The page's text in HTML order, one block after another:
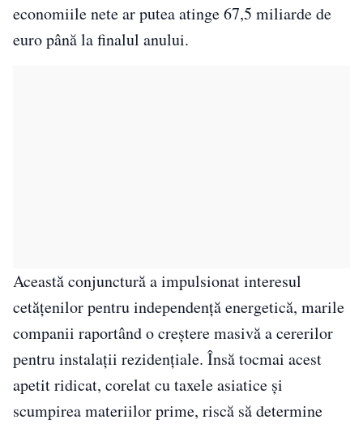
economiile nete ar putea atinge 67,5 miliarde de
euro până la finalul anului.
Această conjunctură a impulsionat interesul
cetățenilor pentru independență energetică, marile
companii raportând o creștere masivă a cererilor
pentru instalații rezidențiale. Însă tocmai acest
apetit ridicat, corelat cu taxele asiatice și
scumpirea materiilor prime, riscă să determine